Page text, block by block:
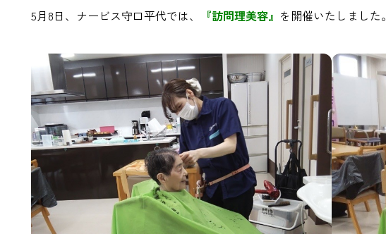
5月8日、ナービス守口平代では、 『訪問理美容』 を開催いたしました。